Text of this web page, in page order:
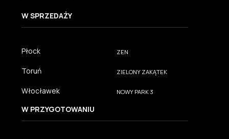
W SPRZEDAŻY
Płock ZEN
Toruń ZIELONY ZAKĄTEK
Włocławek NOWY PARK 3
W PRZYGOTOWANIU